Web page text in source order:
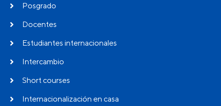
Posgrado
Docentes
Estudiantes internacionales
Intercambio
Short courses
Internacionalización en casa